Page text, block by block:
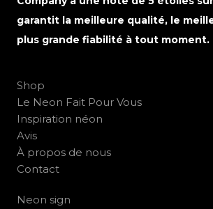
garantit la meilleure qualité, le
plus grande fiabilité à tout moment.
Shop
Le Neon Fait Pour Vous
Inspiration néon
Avis
À propos de nous
Contact
Neon sign